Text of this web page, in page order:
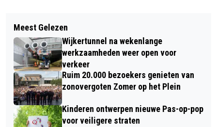
TWEE MANNEN AANGEHOUDEN VOOR
BEROVING LAAN VAN STRAATSBURG
ALKMAAR
NVWA SLAAT ALARM: BARKOO
KAUWBOTJES MOGELIJK OORZAAK
VAN LEVENSGEVAARLIJKE
WEERWOLFSYNDROOM
Meest Gelezen
Wijkertunnel na wekenlange
werkzaamheden weer open voor
verkeer
Ruim 20.000 bezoekers genieten van
zonovergoten Zomer op het Plein
Kinderen ontwerpen nieuwe Pas-op-pop
voor veiligere straten